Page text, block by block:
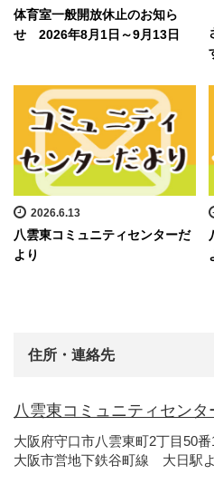
体育室一般開放休止のお知ら
せ 2026年8月1日～9月13日
2026.6.13
八雲東コミュニティセンターだ
より
住所・連絡先
八雲東コミュニティセンタ
大阪府守口市八雲東町2丁目50番
大阪市営地下鉄谷町線 大日駅